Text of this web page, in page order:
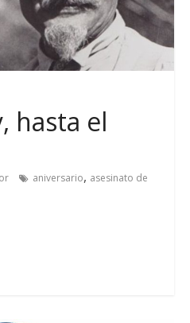
hasta el
aniversario, asesinato de